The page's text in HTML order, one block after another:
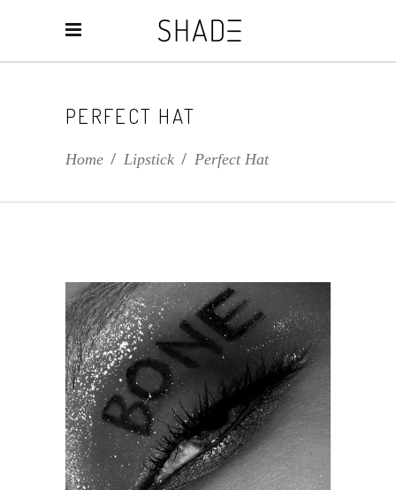
PERFECT HAT
Home / Lipstick / Perfect Hat